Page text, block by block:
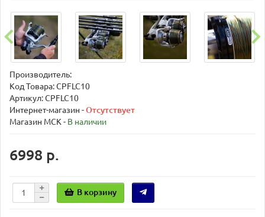
Производитель:
Код Товара:CPFLC10
Артикул: CPFLC10
Интернет-магазин -Отсутствует
Магазин МСК - В наличии
6998 р.
В корзину